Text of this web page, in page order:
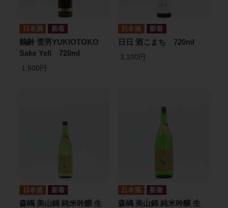
日本酒
鶴齢 雪男YUKIOTOKO
Sake Yell 720ml
1,500円
日本酒
日日 酒こまち 720ml
3,100円
日本酒
森嶋 美山錦 純米吟醸 生
日本酒
森嶋 美山錦 純米吟醸 生